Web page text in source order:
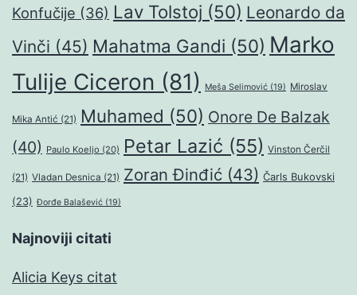
Konfučije (36) Lav Tolstoj (50) Leonardo da
Vinči (45) Mahatma Gandi (50) Marko
Tulije Ciceron (81) Meša Selimović (19) Miroslav
Mika Antić (21) Muhamed (50) Onore De Balzak
(40) Paulo Koeljo (20) Petar Lazić (55) Vinston Čerčil
(21) Vladan Desnica (21) Zoran Đinđić (43) Čarls Bukovski
(23) Đorđe Balašević (19)
Najnoviji citati
Alicia Keys citat